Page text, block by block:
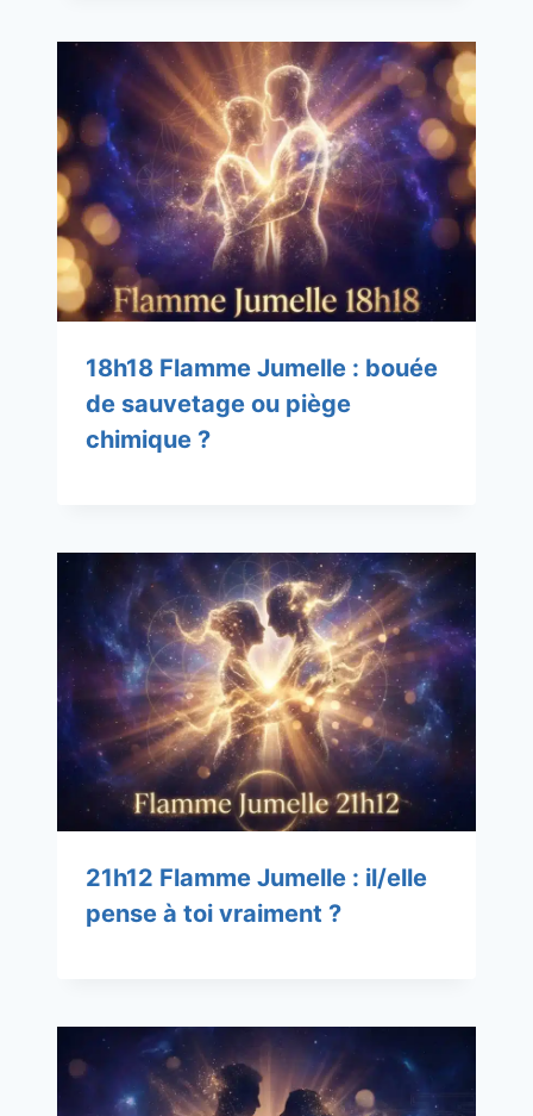
18h18 Flamme Jumelle : bouée
de sauvetage ou piège
chimique ?
21h12 Flamme Jumelle : il/elle
pense à toi vraiment ?